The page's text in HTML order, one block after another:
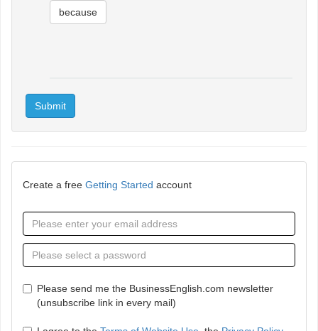
because
Submit
Create a free Getting Started account
Please send me the BusinessEnglish.com newsletter
(unsubscribe link in every mail)